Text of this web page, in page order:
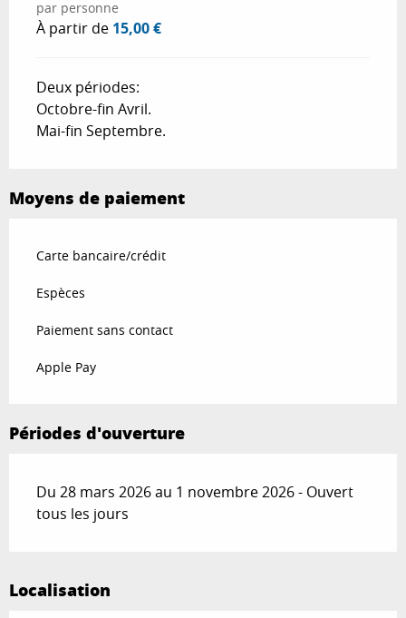
par personne
À partir de 15,00 €
Deux périodes:
Octobre-fin Avril.
Mai-fin Septembre.
Moyens de paiement
Carte bancaire/crédit
Espèces
Paiement sans contact
Apple Pay
Périodes d'ouverture
Du 28 mars 2026 au 1 novembre 2026 - Ouvert
tous les jours
Localisation